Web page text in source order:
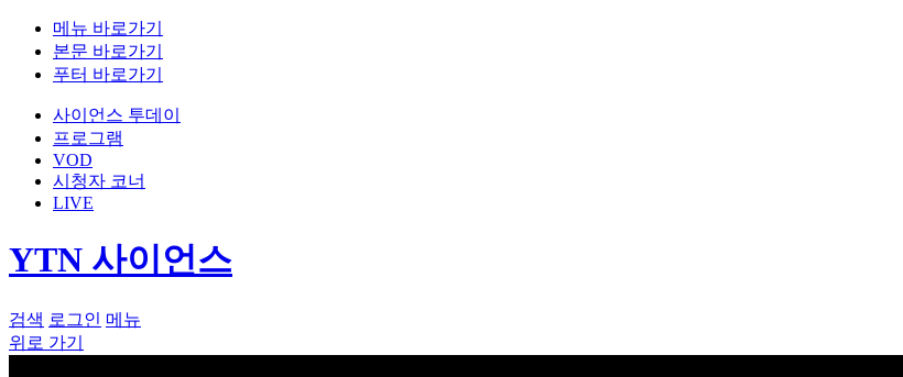
메뉴 바로가기
본문 바로가기
푸터 바로가기
사이언스 투데이
프로그램
VOD
시청자 코너
LIVE
YTN 사이언스
검색 로그인 메뉴
위로 가기